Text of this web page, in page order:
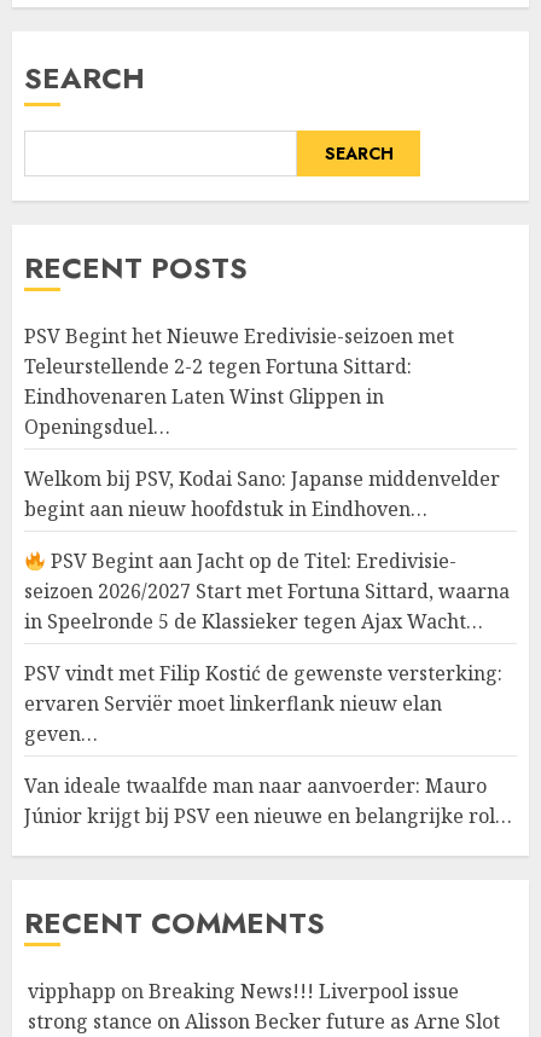
SEARCH
SEARCH
RECENT POSTS
PSV Begint het Nieuwe Eredivisie-seizoen met
Teleurstellende 2-2 tegen Fortuna Sittard:
Eindhovenaren Laten Winst Glippen in
Openingsduel…
Welkom bij PSV, Kodai Sano: Japanse middenvelder
begint aan nieuw hoofdstuk in Eindhoven…
PSV Begint aan Jacht op de Titel: Eredivisie-
seizoen 2026/2027 Start met Fortuna Sittard, waarna
in Speelronde 5 de Klassieker tegen Ajax Wacht…
PSV vindt met Filip Kostić de gewenste versterking:
ervaren Serviër moet linkerflank nieuw elan
geven…
Van ideale twaalfde man naar aanvoerder: Mauro
Júnior krijgt bij PSV een nieuwe en belangrijke rol…
RECENT COMMENTS
vipphapp onBreaking News!!! Liverpool issue
strong stance on Alisson Becker future as Arne Slot